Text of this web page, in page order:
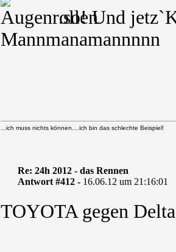
.so! Und
Mannmanamannnnn
...ich muss nichts können....ich bin das schlechte Beispiel!
Re: 24h 2012 - das Rennen
Antwort #412 - 16.06.12 um 21:16:01
TOYOTA gegen